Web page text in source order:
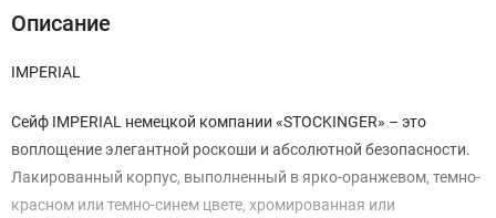
Описание
IMPERIAL
Сейф IMPERIAL немецкой компании «STOCKINGER» – это
воплощение элегантной роскоши и абсолютной безопасности.
Лакированный корпус, выполненный в ярко-оранжевом, темно-
красном или темно-синем цвете, хромированная или